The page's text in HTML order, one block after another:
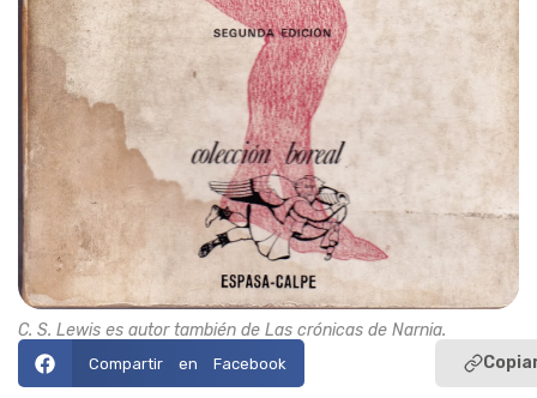
C. S. Lewis es autor también de Las crónicas de Narnia.
Compartir en Facebook